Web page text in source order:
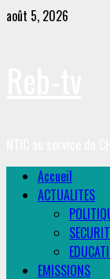
Skip
août 5, 2026
Primary
Menu
Accueil
ACTUALITES
EMISSIONS